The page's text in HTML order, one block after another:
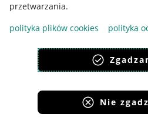
przetwarzania.
polityka plików cookies
polityka
Nie
Korzystanie z serwisu oznacza